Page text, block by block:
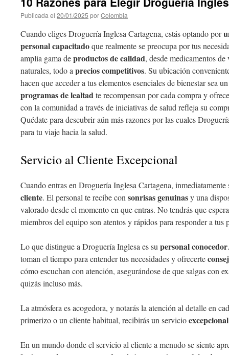
Publicada el 20/01/2025 porColombia
Cuando eliges Droguería Inglesa Cartagena, estás optando por
personal capacitadoque realmente se preocupa por tus
amplia gama deproductos de calidad, desde medicamentos
naturales, todo a precios competitivos. Su ubicación
hacen que acceder a tus elementos esenciales de bienestar sea
programas de lealtadte recompensan por cada compra y
con la comunidad a través de iniciativas de salud refleja su
Quédate para descubrir aún más razones por las cuales
para tu viaje hacia la salud.
Servicio al Cliente Excepcional
Cuando entras en Droguería Inglesa Cartagena,
cliente. El personal te recibe con sonrisas genuinasy una
valorado desde el momento en que entras. No tendrás que
miembros del equipo son atentos y rápidos para responder a tus
Lo que distingue a Droguería Inglesa es su personal conocedor
toman el tiempo para entender tus necesidades y ofrecerte
cómo escuchan con atención, asegurándose de que salgas con
quizás incluso más.
La atmósfera es acogedora, y notarás la atención al detalle en
primerizo o un cliente habitual, recibirás un servicioexcepcional
En un mundo donde el servicio al cliente a menudo se siente